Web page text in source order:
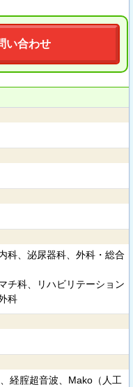
い合わせ
科、泌尿器科、外科・総合
チ科、リハビリテーション
科
経腟超音波、Mako（人工